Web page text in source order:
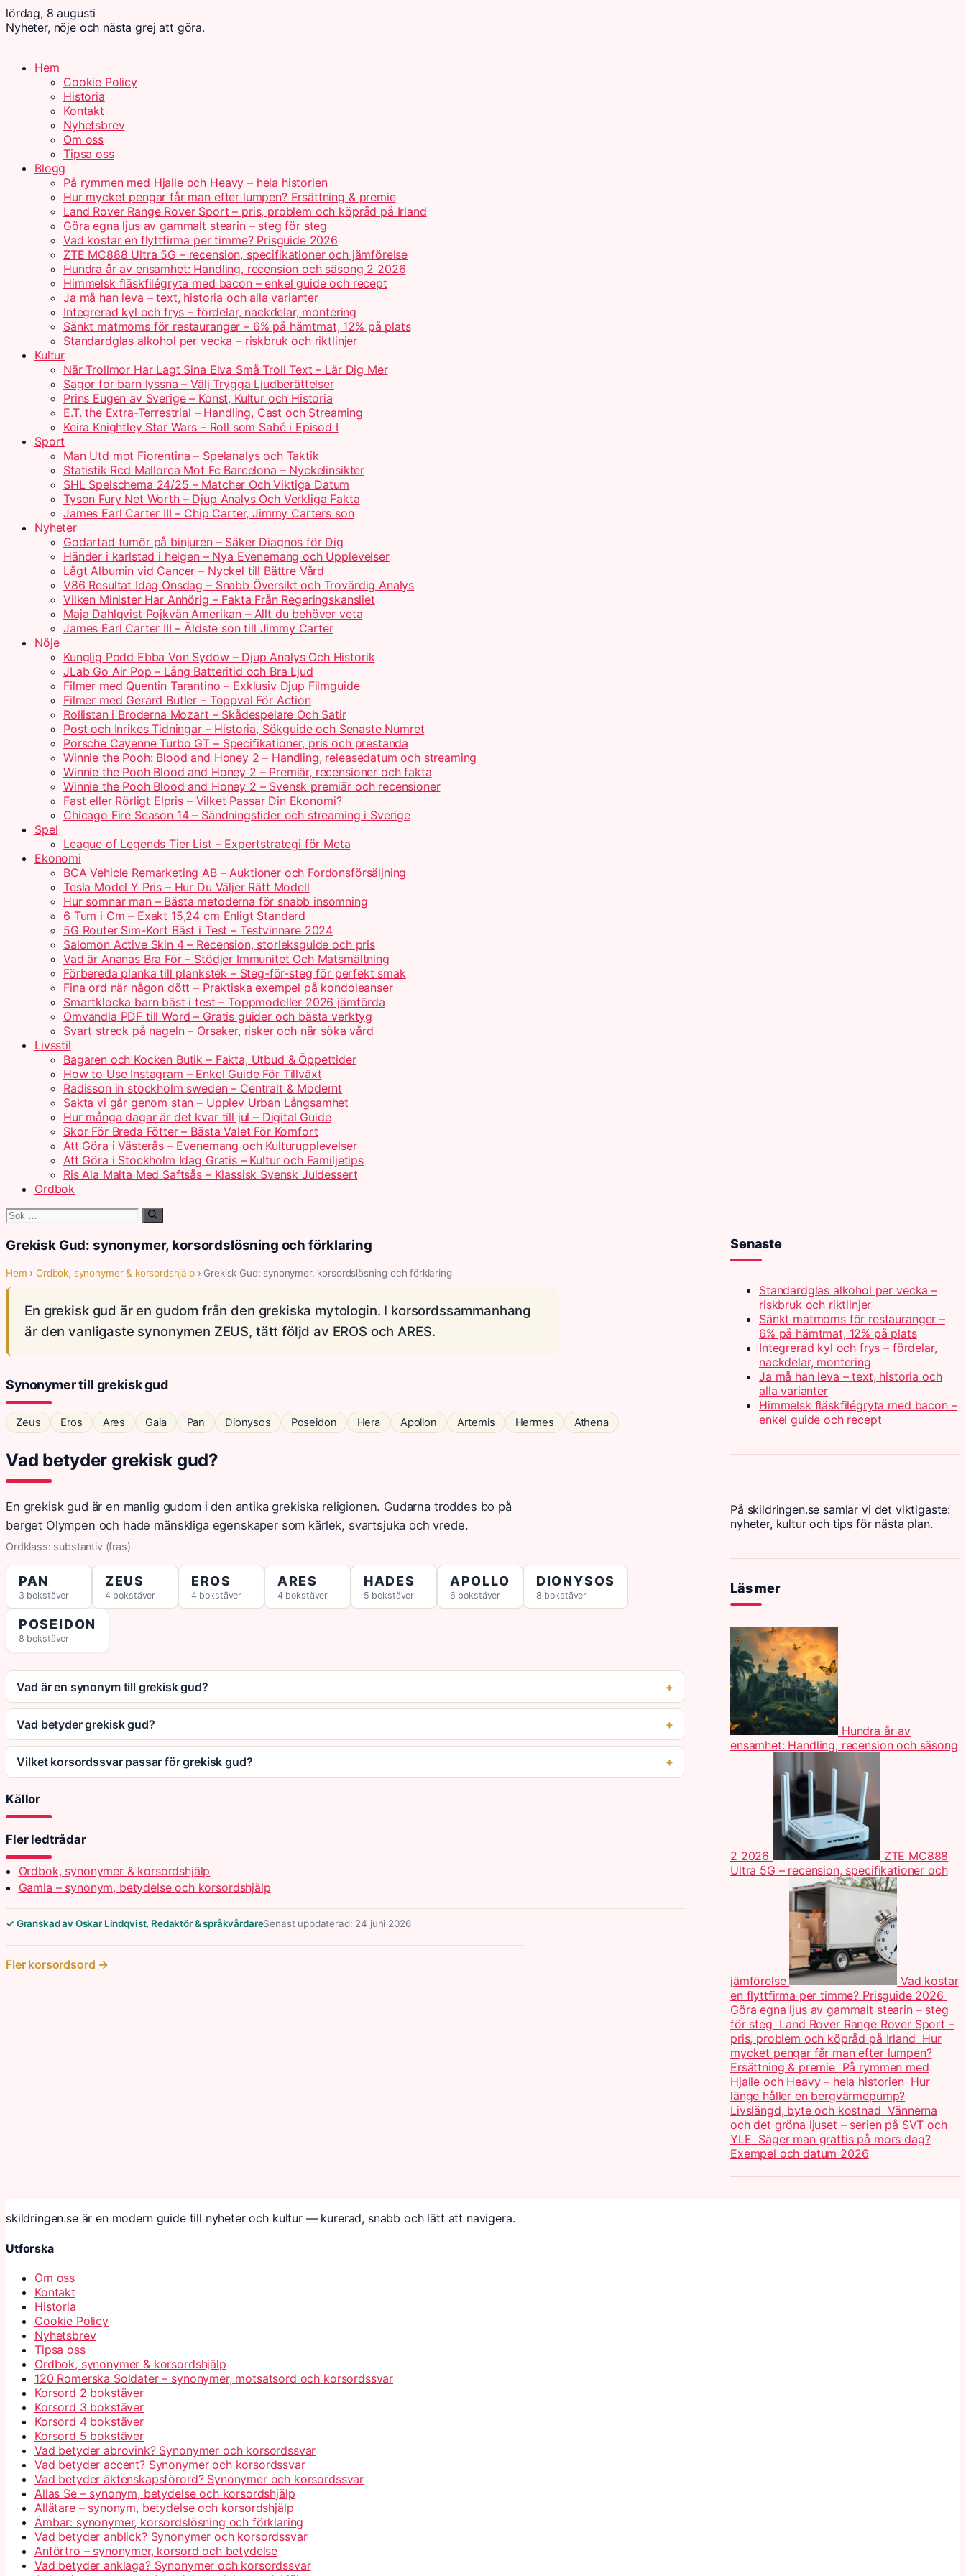
lördag, 8 augusti
Nyheter, nöje och nästa grej att göra.
Hem
Cookie Policy
Historia
Kontakt
Nyhetsbrev
Om oss
Tipsa oss
Blogg
På rymmen med Hjalle och Heavy – hela historien
Hur mycket pengar får man efter lumpen? Ersättning & premie
Land Rover Range Rover Sport – pris, problem och köpråd på Irland
Göra egna ljus av gammalt stearin – steg för steg
Vad kostar en flyttfirma per timme? Prisguide 2026
ZTE MC888 Ultra 5G – recension, specifikationer och jämförelse
Hundra år av ensamhet: Handling, recension och säsong 2 2026
Himmelsk fläskfilégryta med bacon – enkel guide och recept
Ja må han leva – text, historia och alla varianter
Integrerad kyl och frys – fördelar, nackdelar, montering
Sänkt matmoms för restauranger – 6% på hämtmat, 12% på plats
Standardglas alkohol per vecka – riskbruk och riktlinjer
Kultur
När Trollmor Har Lagt Sina Elva Små Troll Text – Lär Dig Mer
Sagor for barn lyssna – Välj Trygga Ljudberättelser
Prins Eugen av Sverige – Konst, Kultur och Historia
E.T. the Extra-Terrestrial – Handling, Cast och Streaming
Keira Knightley Star Wars – Roll som Sabé i Episod I
Sport
Man Utd mot Fiorentina – Spelanalys och Taktik
Statistik Rcd Mallorca Mot Fc Barcelona – Nyckelinsikter
SHL Spelschema 24/25 – Matcher Och Viktiga Datum
Tyson Fury Net Worth – Djup Analys Och Verkliga Fakta
James Earl Carter III – Chip Carter, Jimmy Carters son
Nyheter
Godartad tumör på binjuren – Säker Diagnos för Dig
Händer i karlstad i helgen – Nya Evenemang och Upplevelser
Lågt Albumin vid Cancer – Nyckel till Bättre Vård
V86 Resultat Idag Onsdag – Snabb Översikt och Trovärdig Analys
Vilken Minister Har Anhörig – Fakta Från Regeringskansliet
Maja Dahlqvist Pojkvän Amerikan – Allt du behöver veta
James Earl Carter III – Äldste son till Jimmy Carter
Nöje
Kunglig Podd Ebba Von Sydow – Djup Analys Och Historik
JLab Go Air Pop – Lång Batteritid och Bra Ljud
Filmer med Quentin Tarantino – Exklusiv Djup Filmguide
Filmer med Gerard Butler – Toppval För Action
Rollistan i Broderna Mozart – Skådespelare Och Satir
Post och Inrikes Tidningar – Historia, Sökguide och Senaste Numret
Porsche Cayenne Turbo GT – Specifikationer, pris och prestanda
Winnie the Pooh: Blood and Honey 2 – Handling, releasedatum och streaming
Winnie the Pooh Blood and Honey 2 – Premiär, recensioner och fakta
Winnie the Pooh Blood and Honey 2 – Svensk premiär och recensioner
Fast eller Rörligt Elpris – Vilket Passar Din Ekonomi?
Chicago Fire Season 14 – Sändningstider och streaming i Sverige
Spel
League of Legends Tier List – Expertstrategi för Meta
Ekonomi
BCA Vehicle Remarketing AB – Auktioner och Fordonsförsäljning
Tesla Model Y Pris – Hur Du Väljer Rätt Modell
Hur somnar man – Bästa metoderna för snabb insomning
6 Tum i Cm – Exakt 15,24 cm Enligt Standard
5G Router Sim-Kort Bäst i Test – Testvinnare 2024
Salomon Active Skin 4 – Recension, storleksguide och pris
Vad är Ananas Bra För – Stödjer Immunitet Och Matsmältning
Förbereda planka till plankstek – Steg-för-steg för perfekt smak
Fina ord när någon dött – Praktiska exempel på kondoleanser
Smartklocka barn bäst i test – Toppmodeller 2026 jämförda
Omvandla PDF till Word – Gratis guider och bästa verktyg
Svart streck på nageln – Orsaker, risker och när söka vård
Livsstil
Bagaren och Kocken Butik – Fakta, Utbud & Öppettider
How to Use Instagram – Enkel Guide För Tillväxt
Radisson in stockholm sweden – Centralt & Modernt
Sakta vi går genom stan – Upplev Urban Långsamhet
Hur många dagar är det kvar till jul – Digital Guide
Skor För Breda Fötter – Bästa Valet För Komfort
Att Göra i Västerås – Evenemang och Kulturupplevelser
Att Göra i Stockholm Idag Gratis – Kultur och Familjetips
Ris Ala Malta Med Saftsås – Klassisk Svensk Juldessert
Ordbok
Sök
Grekisk Gud: synonymer, korsordslösning och förklaring
Hem ›Ordbok, synonymer & korsordshjälp› Grekisk Gud: synonymer, korsordslösning och förklaring
En grekisk gud är en gudom från den grekiska mytologin. I korsordssammanhang
är den vanligaste synonymen ZEUS, tätt följd av EROS och ARES.
Synonymer till grekisk gud
Zeus Eros Ares Gaia Pan Dionysos Poseidon Hera Apollon Artemis Hermes Athena
Vad betyder grekisk gud?
En grekisk gud är en manlig gudom i den antika grekiska religionen. Gudarna troddes bo på
berget Olympen och hade mänskliga egenskaper som kärlek, svartsjuka och vrede.
Ordklass: substantiv (fras)
PAN
3 bokstäver
ZEUS
4 bokstäver
EROS
4 bokstäver
ARES
4 bokstäver
HADES
5 bokstäver
APOLLO
6 bokstäver
DIONYSOS
8 bokstäver
POSEIDON
8 bokstäver
Vad är en synonym till grekisk gud?
Vad betyder grekisk gud?
Vilket korsordssvar passar för grekisk gud?
Källor
Fler ledtrådar
Ordbok, synonymer & korsordshjälp
Gamla – synonym, betydelse och korsordshjälp
✓ Granskad av Oskar Lindqvist, Redaktör & språkvårdareSenast uppdaterad: 24 juni 2026
Fler korsordsord →
Senaste
Standardglas alkohol per vecka –
riskbruk och riktlinjer
Sänkt matmoms för restauranger –
6% på hämtmat, 12% på plats
Integrerad kyl och frys – fördelar,
nackdelar, montering
Ja må han leva – text, historia och
alla varianter
Himmelsk fläskfilégryta med bacon –
enkel guide och recept
På skildringen.se samlar vi det viktigaste:
nyheter, kultur och tips för nästa plan.
Läs mer
Hundra år av
ensamhet: Handling, recension och säsong
2 2026
ZTE MC888
Ultra 5G – recension, specifikationer och
jämförelse
Vad kostar
en flyttfirma per timme? Prisguide 2026
Göra egna ljus av gammalt stearin – steg
för steg Land Rover Range Rover Sport –
pris, problem och köpråd på Irland Hur
mycket pengar får man efter lumpen?
Ersättning & premie På rymmen med
Hjalle och Heavy – hela historien Hur
länge håller en bergvärmepump?
Livslängd, byte och kostnad Vännerna
och det gröna ljuset – serien på SVT och
YLE Säger man grattis på mors dag?
Exempel och datum 2026
skildringen.se är en modern guide till nyheter och kultur — kurerad, snabb och lätt att navigera.
Utforska
Om oss
Kontakt
Historia
Cookie Policy
Nyhetsbrev
Tipsa oss
Ordbok, synonymer & korsordshjälp
120 Romerska Soldater – synonymer, motsatsord och korsordssvar
Korsord 2 bokstäver
Korsord 3 bokstäver
Korsord 4 bokstäver
Korsord 5 bokstäver
Vad betyder abrovink? Synonymer och korsordssvar
Vad betyder accent? Synonymer och korsordssvar
Vad betyder äktenskapsförord? Synonymer och korsordssvar
Allas Se – synonym, betydelse och korsordshjälp
Allätare – synonym, betydelse och korsordshjälp
Ämbar: synonymer, korsordslösning och förklaring
Vad betyder anblick? Synonymer och korsordssvar
Anförtro – synonymer, korsord och betydelse
Vad betyder anklaga? Synonymer och korsordssvar